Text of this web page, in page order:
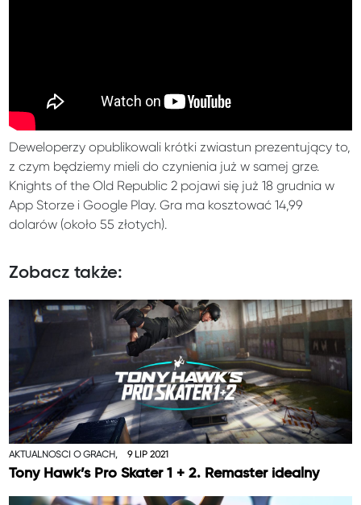
Deweloperzy opublikowali krótki zwiastun prezentujący to,
z czym będziemy mieli do czynienia już w samej grze.
Knights of the Old Republic 2 pojawi się już 18 grudnia w
App Storze i Google Play. Gra ma kosztować 14,99
dolarów (około 55 złotych).
Zobacz także:
AKTUALNOŚCI O GRACH, 9 LIP 2021
Tony Hawk’s Pro Skater 1 + 2. Remaster idealny